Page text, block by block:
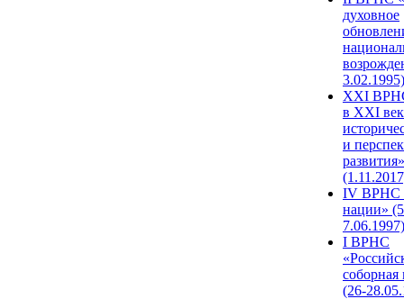
духовное
3.02.1995)
XХI
в XXI
и
развития»
IV ВРНС
нации»
7.06.1997)
I ВРНС
(26-